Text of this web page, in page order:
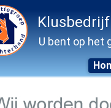
Klusbedrijf
U bent op het